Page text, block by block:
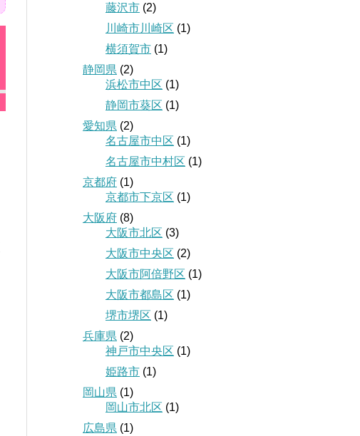
藤沢市 (2)
川崎市川崎区 (1)
横須賀市 (1)
静岡県 (2)
浜松市中区 (1)
静岡市葵区 (1)
愛知県 (2)
名古屋市中区 (1)
名古屋市中村区 (1)
京都府 (1)
京都市下京区 (1)
大阪府 (8)
大阪市北区 (3)
大阪市中央区 (2)
大阪市阿倍野区 (1)
大阪市都島区 (1)
堺市堺区 (1)
兵庫県 (2)
神戸市中央区 (1)
姫路市 (1)
岡山県 (1)
岡山市北区 (1)
広島県 (1)